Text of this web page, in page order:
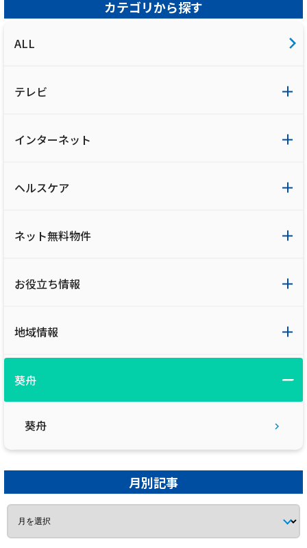
カテゴリから探す
ALL
テレビ
インターネット
ヘルスケア
ネット無料物件
お役立ち情報
地域情報
葵舟
葵舟
月別記事